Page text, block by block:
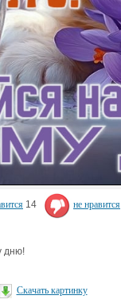
14 не нравится
дню!
Скачать картинку